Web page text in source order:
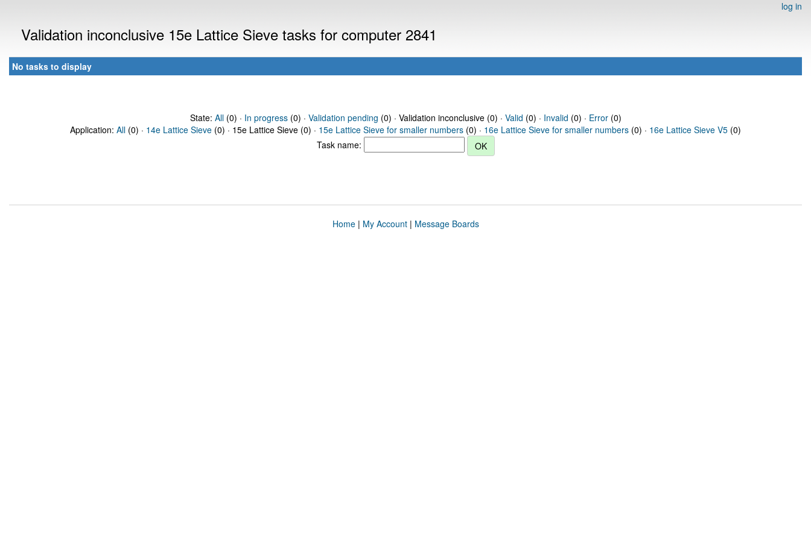
log in
Validation inconclusive 15e Lattice Sieve tasks for computer 2841
No tasks to display
State: All(0) · In progress(0) · Validation pending (0) · Validation inconclusive (0) · Valid (0) · Invalid (0) · Error(0)
Application: All (0) · 14e Lattice Sieve (0) · 15e Lattice Sieve (0) · 15e Lattice Sieve for smaller numbers (0) · 16e Lattice Sieve for smaller numbers (0) · 16e Lattice Sieve V5 (0)
Task name:
Home| My Account| Message Boards